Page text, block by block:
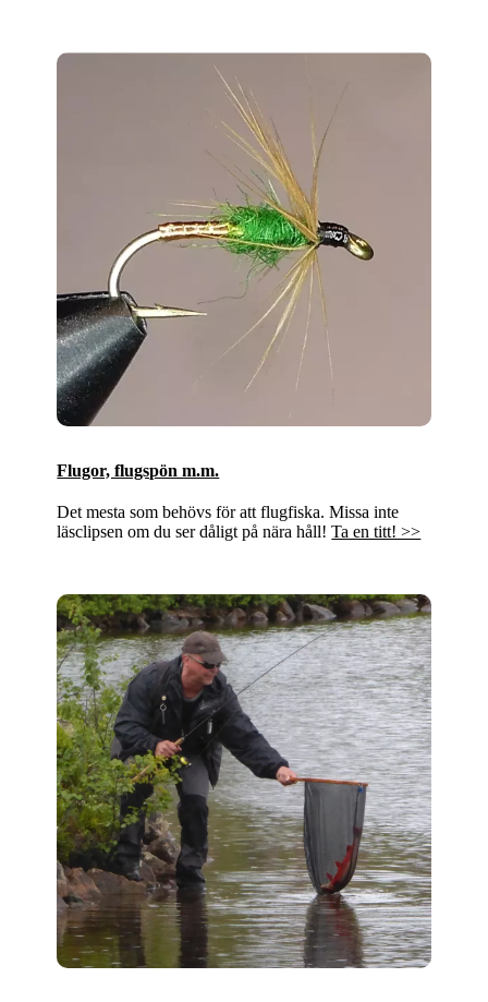
Flugor, flugspön m.m.
Det mesta som behövs för att flugfiska. Missa inte
läsclipsen om du ser dåligt på nära håll! Ta en titt! >>